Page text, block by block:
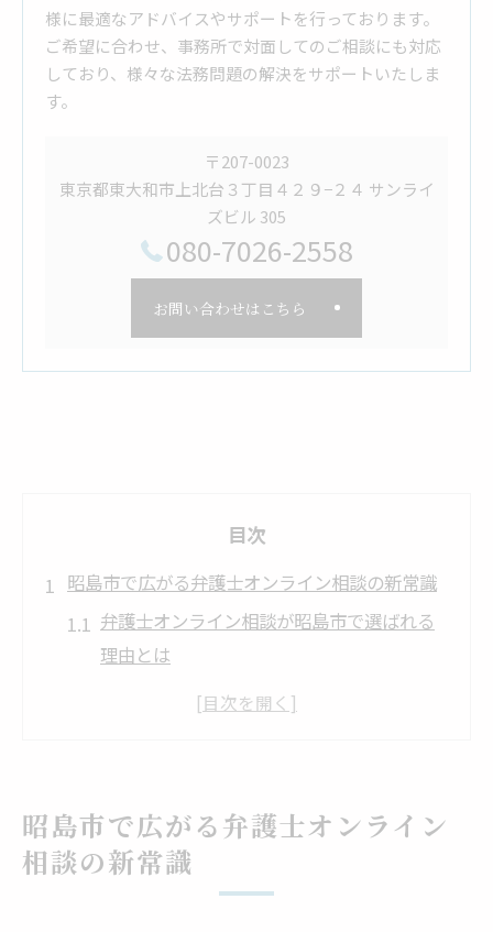
様に最適なアドバイスやサポートを行っております。
ご希望に合わせ、事務所で対面してのご相談にも対応
しており、様々な法務問題の解決をサポートいたしま
す。
〒207-0023
東京都東大和市上北台３丁目４２９−２４ サンライ
ズビル 305
080-7026-2558
お問い合わせはこちら
目次
昭島市で広がる弁護士オンライン相談の新常識
弁護士オンライン相談が昭島市で選ばれる
理由とは
オンライン相談で広がる昭島市の法律サー
昭島市の弁護士オンライン相談利用者の声
オンライン相談が昭島市で法律職を志す人
昭島市で広がる弁護士オンライン
相談の新常識